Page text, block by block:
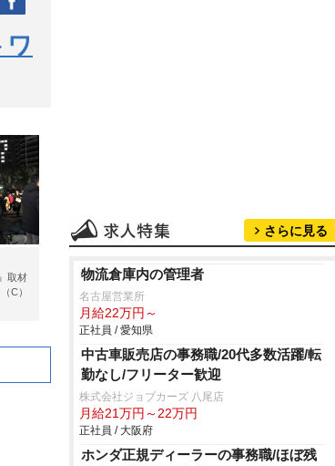
取材
C）
さらに見る
物流倉庫内の管理者
名古屋営業所
月給22万円～
正社員 / 愛知県
中古車販売店の事務職/20代多数活躍/転
勤なし/フリーター歓迎
株式会社ジョブカーズ 八尾店
月給21万円～22万円
正社員 / 大阪府
ホンダ正規ディーラーの事務職/ほぼ残